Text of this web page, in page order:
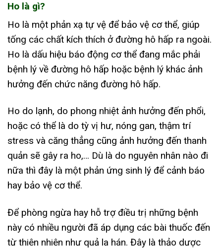
Ho là gì?
Ho là một phản xạ tự vệ để bảo vệ cơ thể, giúp
tống các chất kích thích ở đường hô hấp ra ngoài.
Ho là dấu hiệu báo động cơ thể đang mắc phải
bệnh lý về đường hô hấp hoặc bệnh lý khác ảnh
hưởng đến chức năng đường hô hấp.
Ho do lạnh, do phong nhiệt ảnh hưởng đến phổi,
hoặc có thể là do tỳ vị hư, nóng gan, thậm trí
stress và căng thẳng cũng ảnh hưởng đến thanh
quản sẽ gây ra ho,… Dù là do nguyên nhân nào đi
nữa thì đây là một phản ứng sinh lý để cảnh báo
hay bảo vệ cơ thể.
Để phòng ngừa hay hỗ trợ điều trị những bệnh
này có nhiều người đã áp dụng các bài thuốc đến
từ thiên nhiên như quả la hán. Đây là thảo dược